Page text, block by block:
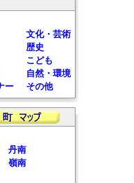
文化・芸術
歴史
こども
自然・環境
ー
その他
丹南
嶺南